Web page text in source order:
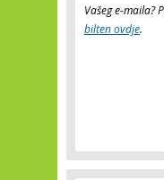
Vašeg e-maila?
bilten ovdje.